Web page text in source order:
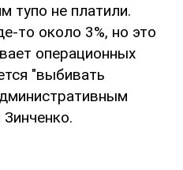
тупо не платили.
то около 3%, но это
операционных
"выбивать